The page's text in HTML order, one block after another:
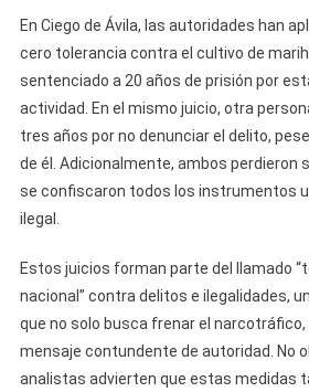
En Ciego de Ávila, las autoridades han
cero tolerancia contra el cultivo de
sentenciado a 20 años de prisión por
actividad. En el mismo juicio, otra
tres años por no denunciar el delito,
de él. Adicionalmente, ambos perdieron
se confiscaron todos los instrumentos
ilegal.
Estos juicios forman parte del llamado
nacional” contra delitos e ilegalidades,
que no solo busca frenar el
mensaje contundente de autoridad. No
analistas advierten que estas medidas